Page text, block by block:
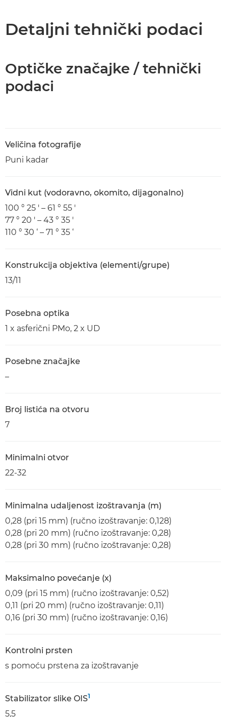
Detaljni tehnički podaci
Optičke značajke / tehnički
podaci
Veličina fotografije
Puni kadar
Vidni kut (vodoravno, okomito, dijagonalno)
100 ° 25 ' – 61 ° 55 '
77 ° 20 ' – 43 ° 35 '
110 ° 30 ‘ – 71 ° 35 ‘
Konstrukcija objektiva (elementi/grupe)
13/11
Posebna optika
1 x asferični PMo, 2 x UD
Posebne značajke
–
Broj listića na otvoru
7
Minimalni otvor
22-32
Minimalna udaljenost izoštravanja (m)
0,28 (pri 15 mm) (ručno izoštravanje: 0,128)
0,28 (pri 20 mm) (ručno izoštravanje: 0,28)
0,28 (pri 30 mm) (ručno izoštravanje: 0,28)
Maksimalno povećanje (x)
0,09 (pri 15 mm) (ručno izoštravanje: 0,52)
0,11 (pri 20 mm) (ručno izoštravanje: 0,11)
0,16 (pri 30 mm) (ručno izoštravanje: 0,16)
Kontrolni prsten
s pomoću prstena za izoštravanje
Stabilizator slike OIS1
5,5